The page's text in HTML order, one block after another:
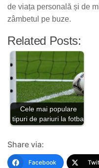
de viața personală și de
zâmbetul pe buze.
Related Posts:
Cele mai populare
tipuri de pariuri la fotbal
Share via:
Facebook